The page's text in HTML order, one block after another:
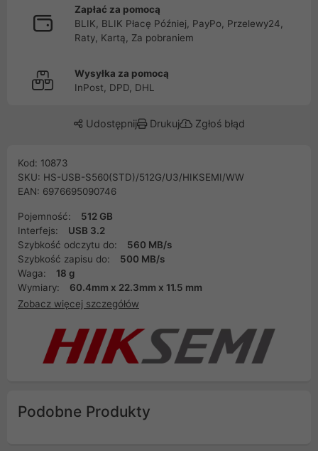
Zapłać za pomocą
BLIK, BLIK Płacę Później, PayPo, Przelewy24,
Raty, Kartą, Za pobraniem
Wysyłka za pomocą
InPost, DPD, DHL
Udostępnij Drukuj Zgłoś błąd
Kod: 10873
SKU: HS-USB-S560(STD)/512G/U3/HIKSEMI/WW
EAN: 6976695090746
Pojemność:
512 GB
Interfejs:
USB 3.2
Szybkość odczytu do:
560 MB/s
Szybkość zapisu do:
500 MB/s
Waga:
18 g
Wymiary:
60.4mm x 22.3mm x 11.5 mm
Zobacz więcej szczegółów
Podobne Produkty